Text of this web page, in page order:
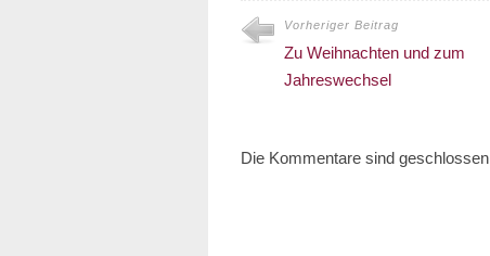
Vorheriger Beitrag
Zu Weihnachten und zum
Jahreswechsel
Die Kommentare sind geschlossen